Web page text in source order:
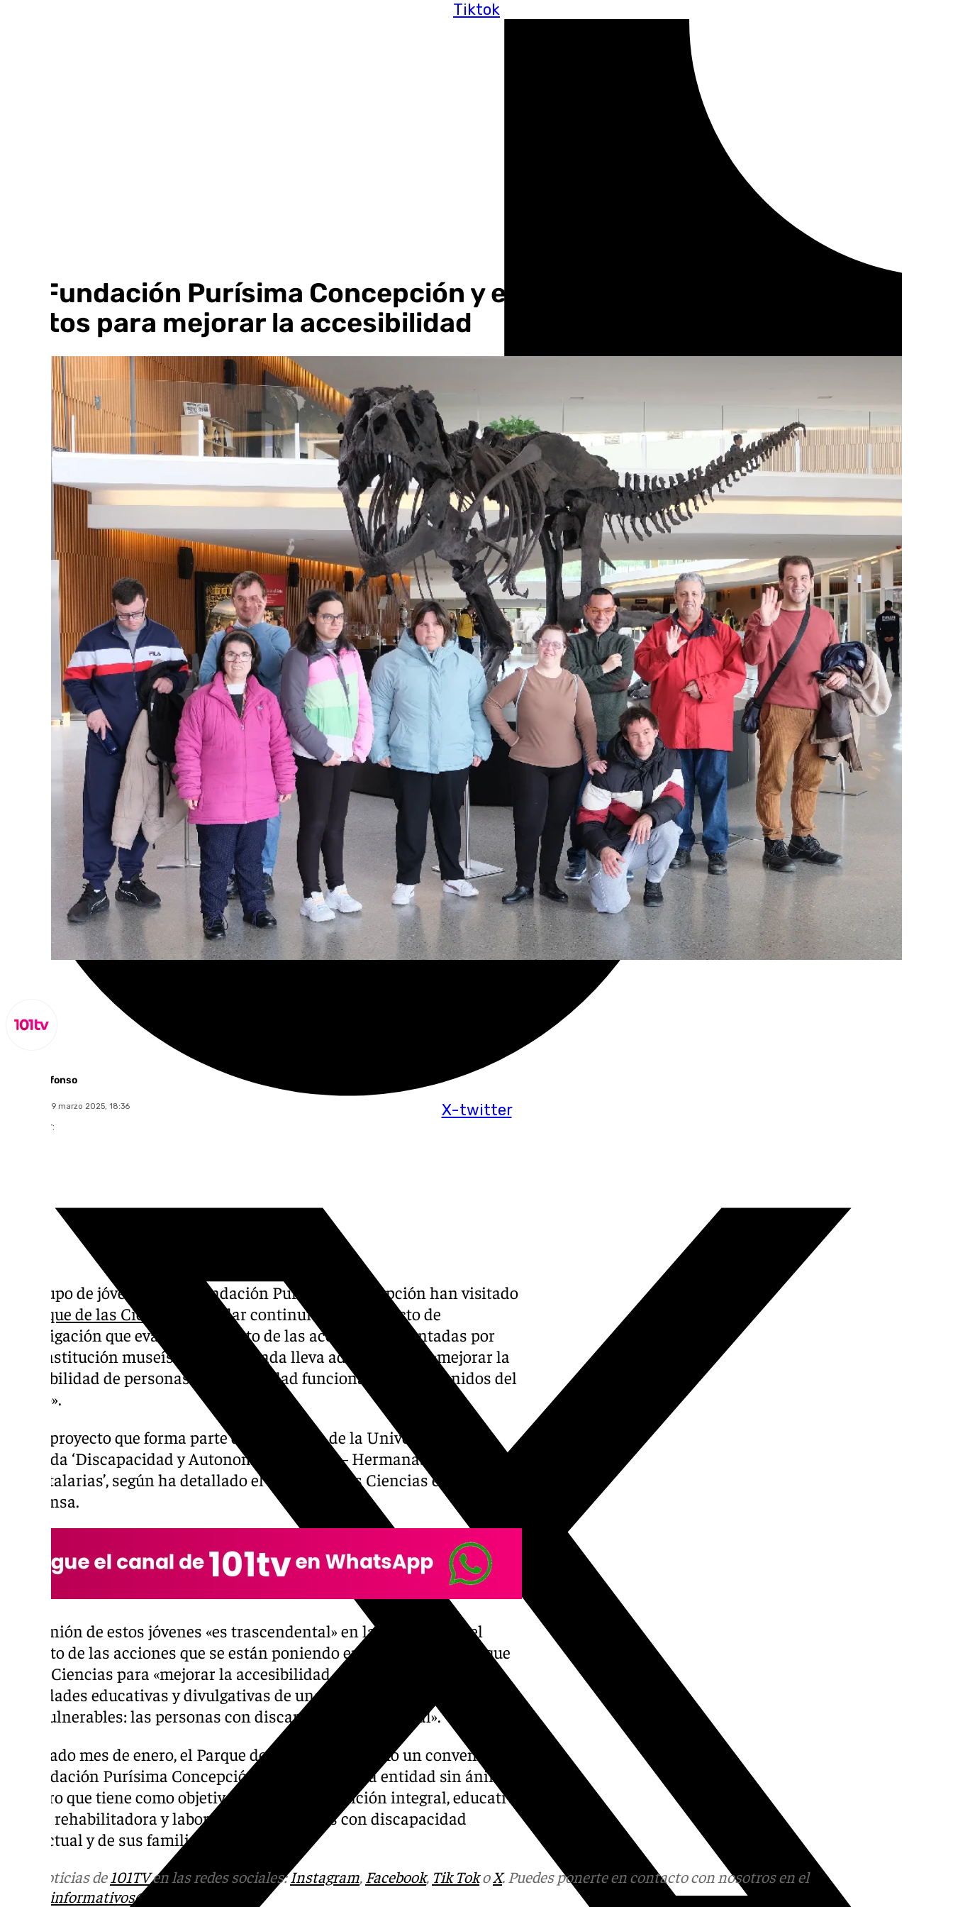
Tiktok
X-twitter
La Fundación Purísima Concepción y el Parque de las Ciencias trabajan
juntos para mejorar la accesibilidad
Miguel Alfonso
miércoles, 19 marzo 2025, 18:36
Compartir:
Un grupo de jóvenes de la Fundación Purísima Concepción han visitado
Parque de las Ciencias
para dar continuidad al proyecto de
investigación que evalúa el impacto de las acciones implantadas por
esta institución museística de Granada lleva adelante para «mejorar la
accesibilidad de personas con diversidad funcional a los contenidos del
centro».
Es un proyecto que forma parte de la Cátedra de la Universidad de
Granada ‘Discapacidad y Autonomía Personal – Hermanas
Hospitalarias’, según ha detallado el Parque de las Ciencias en una nota
de prensa.
La opinión de estos jóvenes «es trascendental» en la evaluación del
impacto de las acciones que se están poniendo en marcha en el Parque
de las Ciencias para «mejorar la accesibilidad a los contenidos y a las
actividades educativas y divulgativas de uno de los colectivos sociales
más vulnerables: las personas con discapacidad intelectual».
El pasado mes de enero, el Parque de las Ciencias firmó un convenio con
la Fundación Purísima Concepción de Granada, una entidad sin ánimo
de lucro que tiene como objetivo principal la atención integral, educativa,
social, rehabilitadora y laboral de las personas con discapacidad
intelectual y de sus familias.
Más noticias de 101TVen las redes sociales:Instagram, Facebook, Tik TokoX. Puedes ponerte en contacto con nosotros en el
informativos@101tv.es